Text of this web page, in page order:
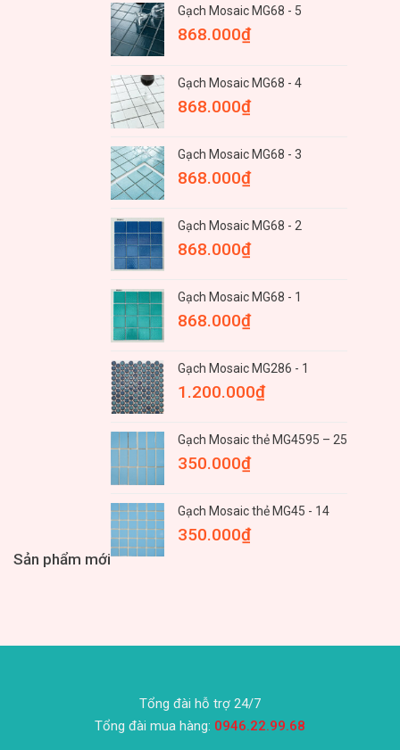
Sản phẩm mới
Gạch Mosaic MG68 - 5
868.000₫
Gạch Mosaic MG68 - 4
868.000₫
Gạch Mosaic MG68 - 3
868.000₫
Gạch Mosaic MG68 - 2
868.000₫
Gạch Mosaic MG68 - 1
868.000₫
Gạch Mosaic MG286 - 1
1.200.000₫
Gạch Mosaic thẻ MG4595 – 25
350.000₫
Gạch Mosaic thẻ MG45 - 14
350.000₫
Tổng đài hỗ trợ 24/7
Tổng đài mua hàng: 0946.22.99.68